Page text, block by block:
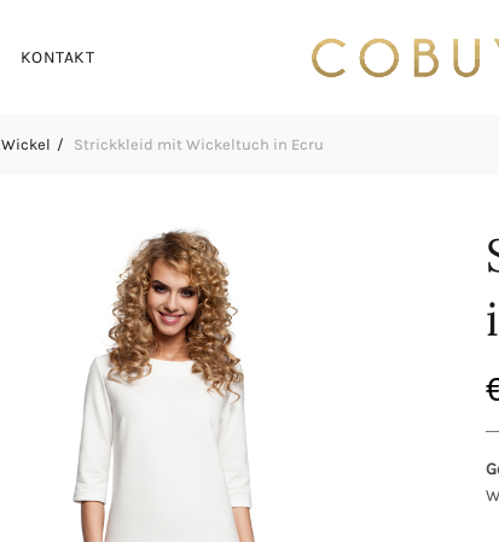
KONTAKT
Wickel Strickkleid mit Wickeltuch in Ecru